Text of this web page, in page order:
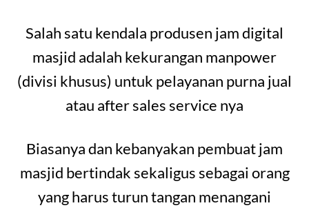
Salah satu kendala produsen jam digital
masjid adalah kekurangan manpower
(divisi khusus) untuk pelayanan purna jual
atau after sales service nya
Biasanya dan kebanyakan pembuat jam
masjid bertindak sekaligus sebagai orang
yang harus turun tangan menangani